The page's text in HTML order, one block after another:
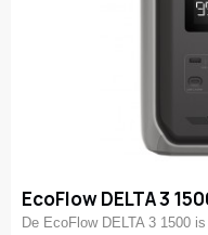
EcoFlow DELTA 3
De EcoFlow DELTA 3 1500